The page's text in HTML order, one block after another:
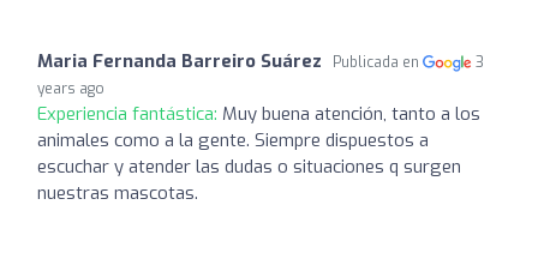
Maria Fernanda Barreiro Suárez Publicada en
3
years ago
Experiencia fantástica: Muy buena atención, tanto a los
animales como a la gente. Siempre dispuestos a
escuchar y atender las dudas o situaciones q surgen
nuestras mascotas.